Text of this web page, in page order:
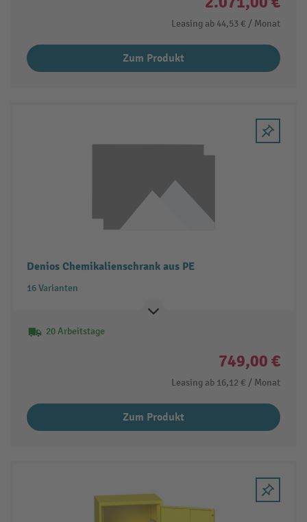
Leasing ab 44,53 € / Monat
Zum Produkt
Denios Chemikalienschrank aus PE
16 Varianten
20 Arbeitstage
749,00 €
Leasing ab 16,12 € / Monat
Zum Produkt